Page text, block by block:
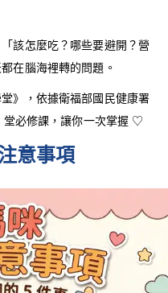
該怎麼吃？哪些要避開？營
在腦海裡轉的問題。
》，依據衛福部國民健康署
必修課，讓你一次掌握 ♡
意事項